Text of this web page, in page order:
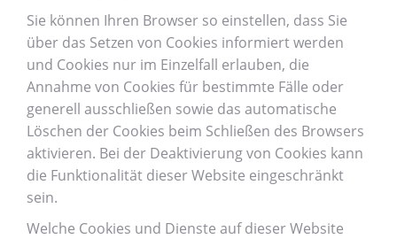
Sie können Ihren Browser so einstellen, dass Sie
über das Setzen von Cookies informiert werden
und Cookies nur im Einzelfall erlauben, die
Annahme von Cookies für bestimmte Fälle oder
generell ausschließen sowie das automatische
Löschen der Cookies beim Schließen des Browsers
aktivieren. Bei der Deaktivierung von Cookies kann
die Funktionalität dieser Website eingeschränkt
sein.
Welche Cookies und Dienste auf dieser Website